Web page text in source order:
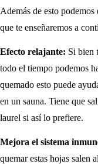
Además de esto
que te enseñaremos a
Efecto relajante: Si bien
todo el tiempo podemos
quemado esto puede
en un sauna. Tiene que
laurel si así lo prefiere.
Mejora el sistema
quemar estas hojas salen